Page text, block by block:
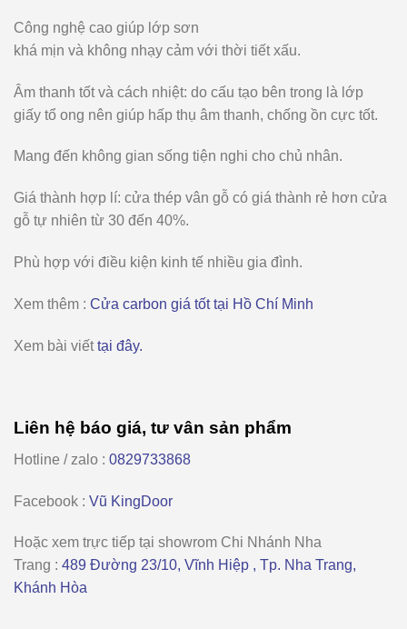
Công nghệ cao giúp lớp sơn
khá mịn và không nhạy cảm với thời tiếtxấu.
Âm thanh tốtvà cách nhiệt: do cấu tạo bên trong là lớp
giấy tổ ong nên giúp hấp thụ âm thanh, chống ồn cực tốt.
Mang đến không gian sống tiện nghi cho chủ nhân.
Giá thành hợp lí: cửa thép vân gỗ có giá thành rẻ hơn cửa
gỗ tự nhiên từ 30 đến 40%.
Phù hợp với điều kiện kinh tế nhiều gia đình.
Xem thêm : Cửa carbon giá tốt tại Hồ Chí Minh
Xem bài viếttại đây.
Liên hệ báo giá, tư vân sản phẩm
Hotline / zalo : 0829733868
Facebook : Vũ KingDoor
Hoặc xem trực tiếp tại showrom Chi Nhánh Nha
Trang : 489 Đường 23/10, Vĩnh Hiệp , Tp. Nha Trang,
Khánh Hòa